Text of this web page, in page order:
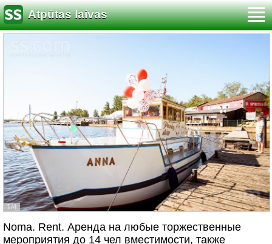
Atpūtas laivas
1/4
Noma. Rent. Аренда на любые торжественные
мероприятия до 14 чел вместимости, также